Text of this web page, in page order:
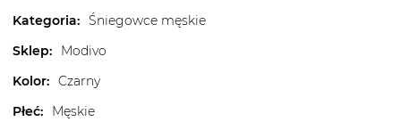
Kategoria: Śniegowce męskie
Sklep:
Modivo
Kolor: Czarny
Płeć:
Męskie